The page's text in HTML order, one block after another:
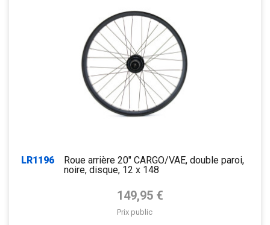
LR1196
Roue arrière 20" CARGO/VAE, double paroi,
noire, disque, 12 x 148
Prix de base
149,95 €
Prix public